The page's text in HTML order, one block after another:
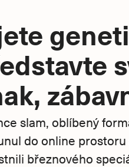
slam, oblíbený
do online
březnového